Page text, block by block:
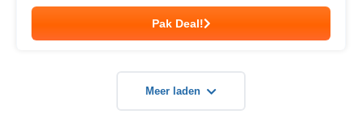
Pak Deal!
Meer laden